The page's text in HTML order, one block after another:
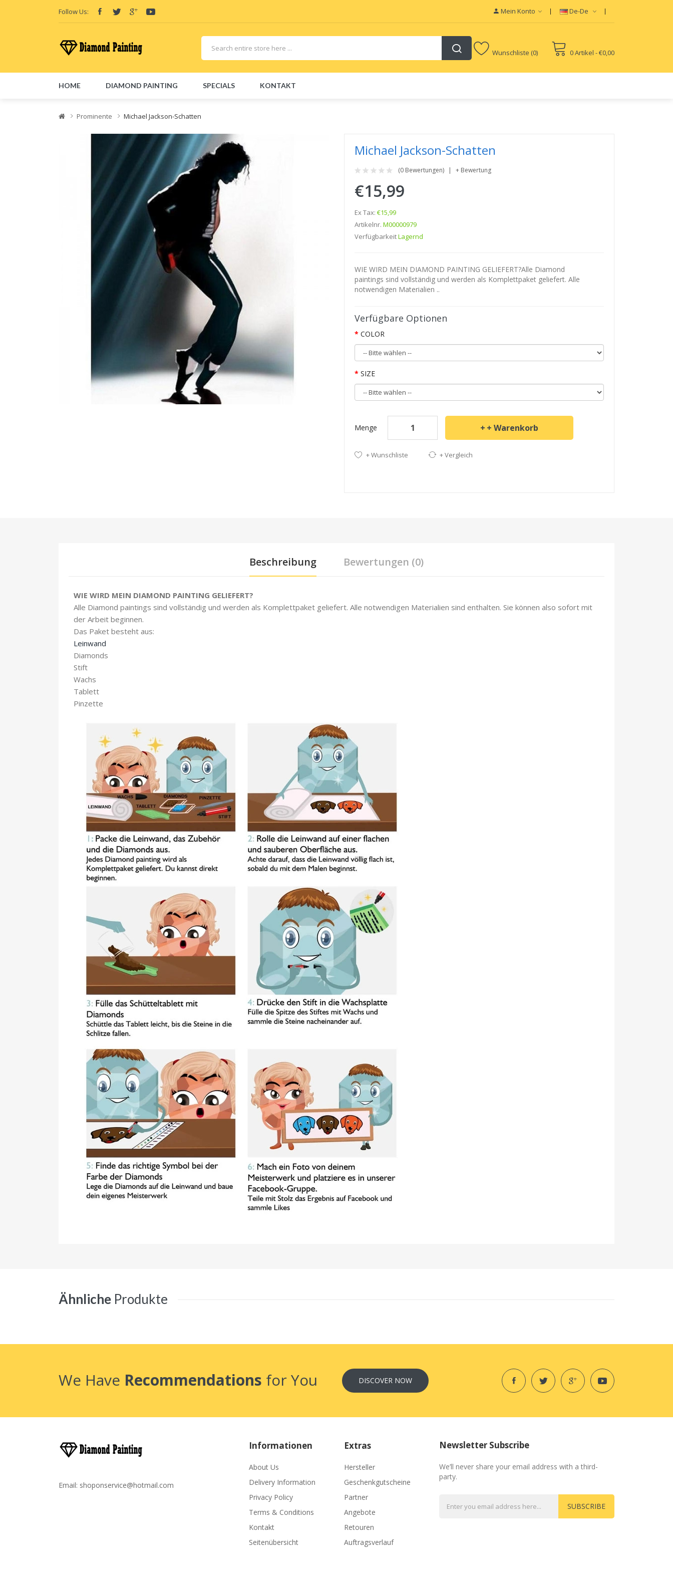
Follow Us: Mein Konto De-De
Wunschliste (0) 0 Artikel - €0,00
HOME DIAMOND PAINTING SPECIALS KONTAKT
Prominente Michael Jackson-Schatten
Michael Jackson-Schatten
(0 Bewertungen) + Bewertung
€15,99
Ex Tax: €15,99
Artikelnr. M00000979
VerfügbarkeitLagernd
WIE WIRD MEIN DIAMOND PAINTING GELIEFERT?Alle Diamond
paintings sind vollständig und werden als Komplettpaket geliefert. Alle
notwendigen Materialien ..
Verfügbare Optionen
COLOR
SIZE
Menge + Warenkorb
+ Wunschliste + Vergleich
Beschreibung Bewertungen (0)
WIE WIRD MEIN DIAMOND PAINTING GELIEFERT?
Alle Diamond paintings sind vollständig und werden als Komplettpaket geliefert. Alle notwendigen Materialien sind enthalten. Sie können also sofort mit
der Arbeit beginnen.
Das Paket besteht aus:
Leinwand
Diamonds
Stift
Wachs
Tablett
Pinzette
Ähnliche Produkte
We Have Recommendations for You DISCOVER NOW
Email: shoponservice@hotmail.com
Informationen
About Us
Delivery Information
Privacy Policy
Terms & Conditions
Kontakt
Seitenübersicht
Extras
Hersteller
Geschenkgutscheine
Partner
Angebote
Retouren
Auftragsverlauf
Newsletter Subscribe
We’ll never share your email address with a third-
party.
SUBSCRIBE